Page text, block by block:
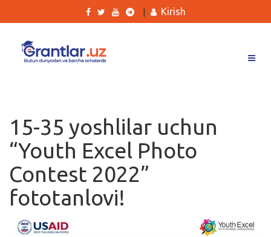
Ishlar
Kurslar
Blog
Yana
Kirish
15-35 yoshlilar uchun
“Youth Excel Photo
Contest 2022”
fototanlovi!